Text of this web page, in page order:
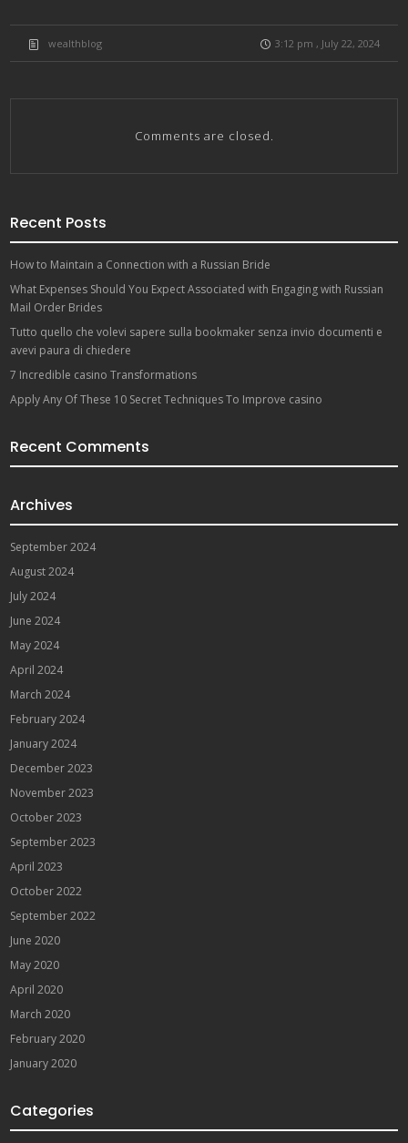
wealthblog 3:12 pm , July 22, 2024
Comments are closed.
Recent Posts
How to Maintain a Connection with a Russian Bride
What Expenses Should You Expect Associated with Engaging with Russian
Mail Order Brides
Tutto quello che volevi sapere sulla bookmaker senza invio documenti e
avevi paura di chiedere
7 Incredible casino Transformations
Apply Any Of These 10 Secret Techniques To Improve casino
Recent Comments
Archives
September 2024
August 2024
July 2024
June 2024
May 2024
April 2024
March 2024
February 2024
January 2024
December 2023
November 2023
October 2023
September 2023
April 2023
October 2022
September 2022
June 2020
May 2020
April 2020
March 2020
February 2020
January 2020
Categories